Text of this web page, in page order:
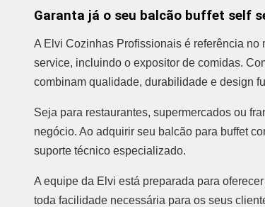
Garanta já o seu balcão buffet self
A Elvi Cozinhas Profissionais é referência no
service, incluindo o expositor de comidas.
combinam qualidade, durabilidade e design
Seja para restaurantes, supermercados ou
negócio. Ao adquirir seu balcão para buffet
suporte técnico especializado.
A equipe da Elvi está preparada para
toda facilidade necessária para os seus